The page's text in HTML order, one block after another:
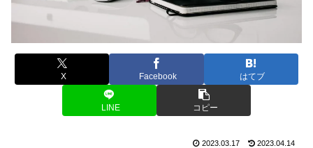
X Facebook はてブ
LINE コピー
2023.03.17 2023.04.14